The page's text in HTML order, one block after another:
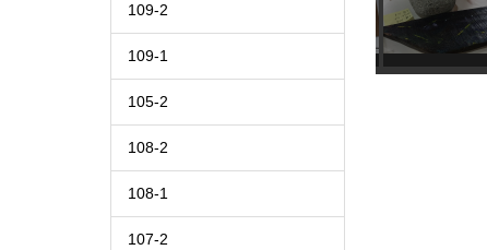
109-2
109-1
105-2
108-2
108-1
107-2